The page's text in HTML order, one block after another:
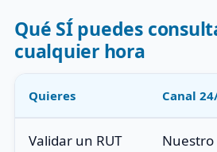
Qué SÍ puedes
cualquier hora
Quieres Canal
Validar un RUT
Nuestro